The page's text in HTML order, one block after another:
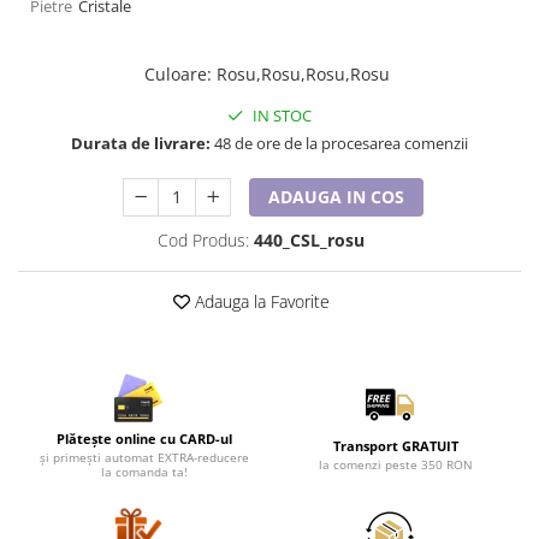
Lenjerii de pat pentru copii
Pijamale de dama
Pijamale de barbati
WINTER Collection
Halate si pijamale Family
Pijamale de copii
Pijamale BIG SIZE femei
Tricouri de craciun
Pietre Cristale
Culoare: Rosu,Rosu,Rosu,Rosu
IN STOC
Durata de livrare: 48 de ore de la procesarea comenzii
ADAUGA IN COS
Cod Produs: 440_CSL_rosu
Adauga la Favorite
Plătește online cu CARD-ul
și primești automat EXTRA-reducere
la comanda ta!
Transport GRATUIT
la comenzi peste 350 RON